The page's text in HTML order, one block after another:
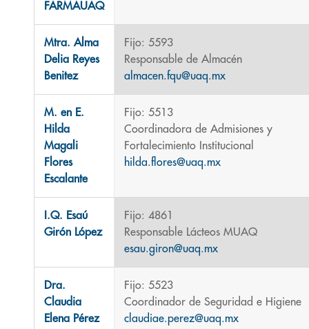
FARMAUAQ
Mtra. Alma
Delia Reyes
Benitez
Fijo: 5593
Responsable de Almacén
almacen.fqu@uaq.mx
M. en E.
Hilda
Magali
Flores
Escalante
Fijo: 5513
Coordinadora de Admisiones y
Fortalecimiento Institucional
hilda.flores@uaq.mx
I.Q. Esaú
Girón López
Fijo: 4861
Responsable Lácteos MUAQ
esau.giron@uaq.mx
Dra.
Claudia
Elena Pérez
Fijo: 5523
Coordinador de Seguridad e Higiene
claudiae.perez@uaq.mx